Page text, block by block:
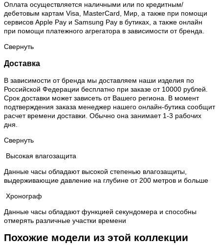
Оплата осуществляется наличными или по кредитным/
дебетовым картам Visa, MasterCard, Мир, а также при помощи
сервисов Apple Pay и Samsung Pay в бутиках, а также онлайн
при помощи платежного агрегатора в зависимости от бренда.
Свернуть
Доставка
В зависимости от бренда мы доставляем наши изделия по
Российской Федерации бесплатно при заказе от 10000 рублей.
Срок доставки может зависеть от Вашего региона. В момент
подтверждения заказа менеджер нашего онлайн-бутика сообщит
расчет времени доставки. Обычно она занимает 1-3 рабочих
дня.
Свернуть
Высокая влагозащита
Данные часы обладают высокой степенью влагозащиты,
выдерживающие давление на глубине от 200 метров и больше
Хронограф
Данные часы обладают функцией секундомера и способны
отмерять различные участки времени
Похожие модели из этой коллекции